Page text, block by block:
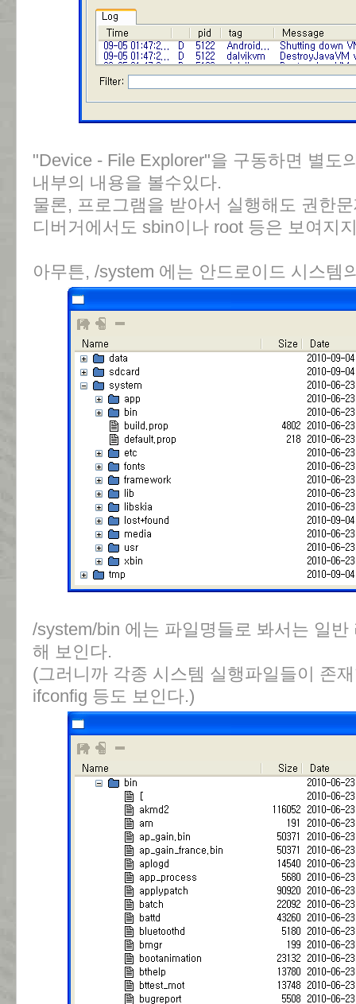
"Device - File Explorer"을 구동하면 별도
내부의 내용을 볼수있다.
물론, 프로그램을 받아서 실행해도 권한
디버거에서도 sbin이나 root 등은 보여지
아무튼, /system 에는 안드로이드 시스템
/system/bin 에는 파일명들로 봐서는 일
해 보인다.
(그러니까 각종 시스템 실행파일들이 존
ifconfig 등도 보인다.)